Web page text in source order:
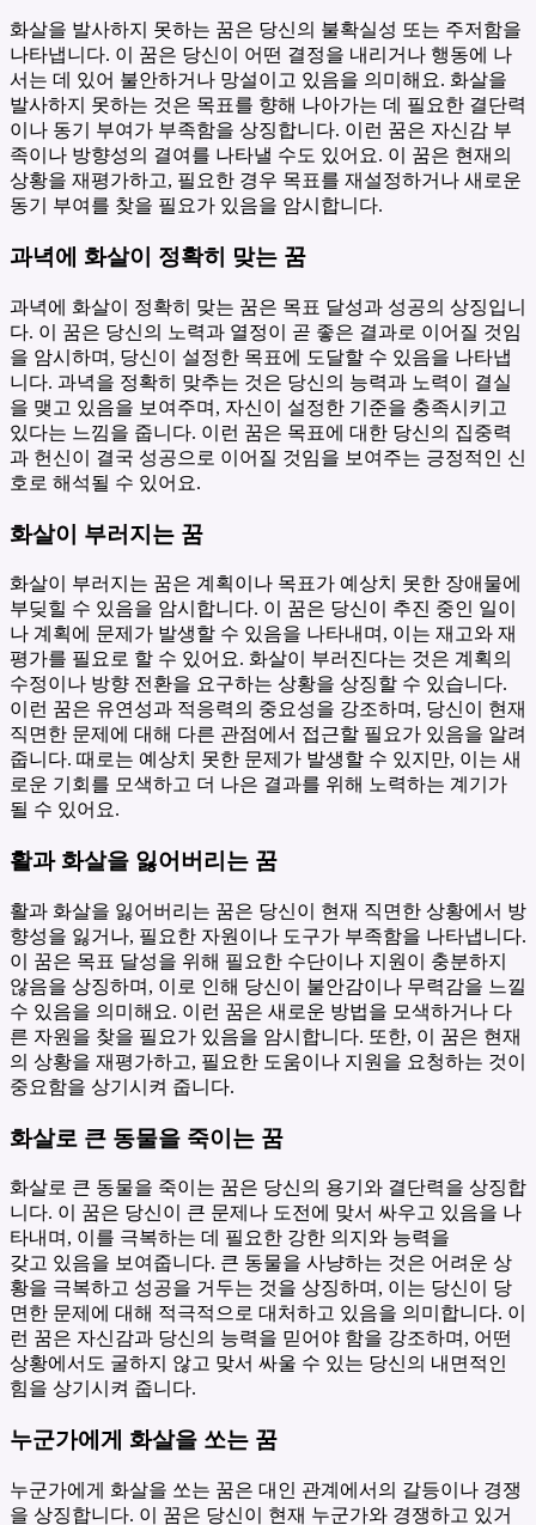
화살을 발사하지 못하는 꿈은 당신의 불확실성 또는 주저함을
나타냅니다. 이 꿈은 당신이 어떤 결정을 내리거나 행동에 나
서는 데 있어 불안하거나 망설이고 있음을 의미해요. 화살을
발사하지 못하는 것은 목표를 향해 나아가는 데 필요한 결단력
이나 동기 부여가 부족함을 상징합니다. 이런 꿈은 자신감 부
족이나 방향성의 결여를 나타낼 수도 있어요. 이 꿈은 현재의
상황을 재평가하고, 필요한 경우 목표를 재설정하거나 새로운
동기 부여를 찾을 필요가 있음을 암시합니다.
과녁에 화살이 정확히 맞는 꿈
과녁에 화살이 정확히 맞는 꿈은 목표 달성과 성공의 상징입니
다. 이 꿈은 당신의 노력과 열정이 곧 좋은 결과로 이어질 것임
을 암시하며, 당신이 설정한 목표에 도달할 수 있음을 나타냅
니다. 과녁을 정확히 맞추는 것은 당신의 능력과 노력이 결실
을 맺고 있음을 보여주며, 자신이 설정한 기준을 충족시키고
있다는 느낌을 줍니다. 이런 꿈은 목표에 대한 당신의 집중력
과 헌신이 결국 성공으로 이어질 것임을 보여주는 긍정적인 신
호로 해석될 수 있어요.
화살이 부러지는 꿈
화살이 부러지는 꿈은 계획이나 목표가 예상치 못한 장애물에
부딪힐 수 있음을 암시합니다. 이 꿈은 당신이 추진 중인 일이
나 계획에 문제가 발생할 수 있음을 나타내며, 이는 재고와 재
평가를 필요로 할 수 있어요. 화살이 부러진다는 것은 계획의
수정이나 방향 전환을 요구하는 상황을 상징할 수 있습니다.
이런 꿈은 유연성과 적응력의 중요성을 강조하며, 당신이 현재
직면한 문제에 대해 다른 관점에서 접근할 필요가 있음을 알려
줍니다. 때로는 예상치 못한 문제가 발생할 수 있지만, 이는 새
로운 기회를 모색하고 더 나은 결과를 위해 노력하는 계기가
될 수 있어요.
활과 화살을 잃어버리는 꿈
활과 화살을 잃어버리는 꿈은 당신이 현재 직면한 상황에서 방
향성을 잃거나, 필요한 자원이나 도구가 부족함을 나타냅니다.
이 꿈은 목표 달성을 위해 필요한 수단이나 지원이 충분하지
않음을 상징하며, 이로 인해 당신이 불안감이나 무력감을 느낄
수 있음을 의미해요. 이런 꿈은 새로운 방법을 모색하거나 다
른 자원을 찾을 필요가 있음을 암시합니다. 또한, 이 꿈은 현재
의 상황을 재평가하고, 필요한 도움이나 지원을 요청하는 것이
중요함을 상기시켜 줍니다.
화살로 큰 동물을 죽이는 꿈
화살로 큰 동물을 죽이는 꿈은 당신의 용기와 결단력을 상징합
니다. 이 꿈은 당신이 큰 문제나 도전에 맞서 싸우고 있음을 나
타내며, 이를 극복하는 데 필요한 강한 의지와 능력을
갖고 있음을 보여줍니다. 큰 동물을 사냥하는 것은 어려운 상
황을 극복하고 성공을 거두는 것을 상징하며, 이는 당신이 당
면한 문제에 대해 적극적으로 대처하고 있음을 의미합니다. 이
런 꿈은 자신감과 당신의 능력을 믿어야 함을 강조하며, 어떤
상황에서도 굴하지 않고 맞서 싸울 수 있는 당신의 내면적인
힘을 상기시켜 줍니다.
누군가에게 화살을 쏘는 꿈
누군가에게 화살을 쏘는 꿈은 대인 관계에서의 갈등이나 경쟁
을 상징합니다. 이 꿈은 당신이 현재 누군가와 경쟁하고 있거